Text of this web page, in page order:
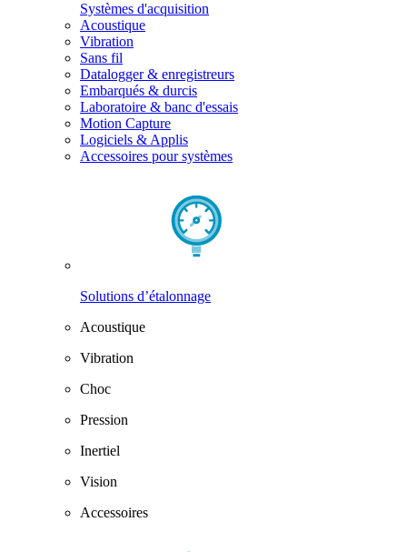
Systèmes d'acquisition
Acoustique
Vibration
Sans fil
Datalogger & enregistreurs
Embarqués & durcis
Laboratoire & banc d'essais
Motion Capture
Logiciels & Applis
Accessoires pour systèmes
Solutions d’étalonnage
Acoustique
Vibration
Choc
Pression
Inertiel
Vision
Accessoires